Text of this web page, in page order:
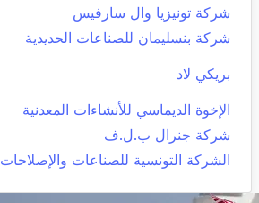
شركة تونيزيا وال سارفيس
شركة بنسليمان للصناعات الحديدية
بريكي لاد
الإخوة الديماسي للأنشاءات المعدنية
شركة جنرال ب.ل.ف
الشركة التونسية للصناعات والإصلاحات